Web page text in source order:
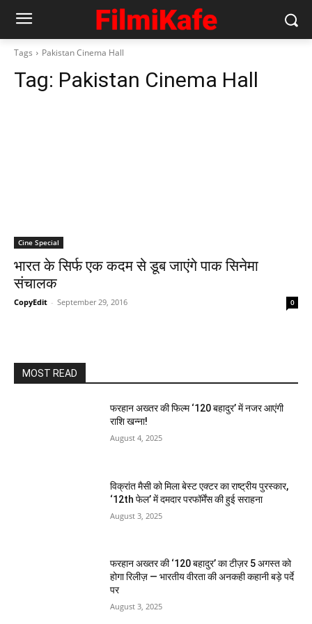
Tags Pakistan Cinema Hall
Tag: Pakistan Cinema Hall
Cine Special
भारत के सिर्फ एक कदम से डूब जाएंगे पाक सिनेमा
संचालक
CopyEdit - September 29, 2016 0
MOST READ
फरहान अख्तर की फिल्म ‘120 बहादुर’ में नजर आएंगी
राशि खन्ना!
August 4, 2025
विक्रांत मैसी को मिला बेस्ट एक्टर का राष्ट्रीय पुरस्कार,
‘12th फेल’ में दमदार परफॉर्मेंस की हुई सराहना
August 3, 2025
फरहान अख्तर की ‘120 बहादुर’ का टीज़र 5 अगस्त को
होगा रिलीज़ — भारतीय वीरता की अनकही कहानी बड़े पर्दे
पर
August 3, 2025